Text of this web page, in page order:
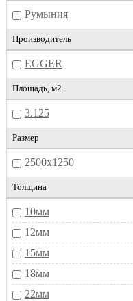
Румыния
Производитель
EGGER
Площадь, м2
3.125
Размер
2500х1250
Толщина
10мм
12мм
15мм
18мм
22мм